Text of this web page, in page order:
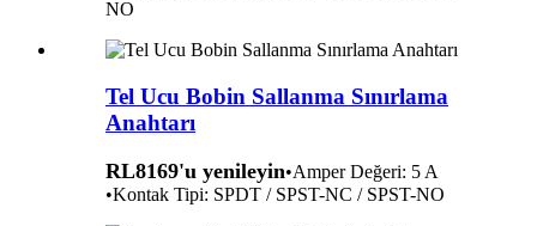
NO
Tel Ucu Bobin Sallanma Sınırlama
Anahtarı
RL8169'u yenileyin•Amper Değeri: 5 A
•Kontak Tipi: SPDT / SPST-NC / SPST-NO